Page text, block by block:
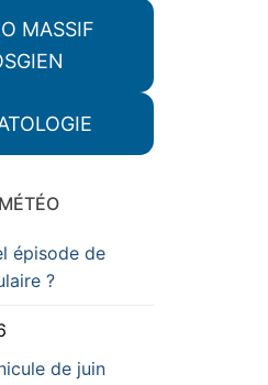
MASSIF
épisode de
?
de juin